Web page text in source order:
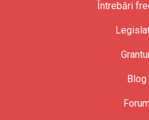
Întrebări
Blog
Forum